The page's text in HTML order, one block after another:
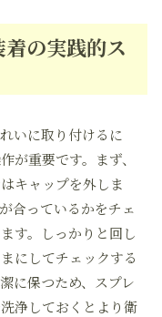
の実践的ス
いに取り付けるに
が重要です。まず、
キャップを外しま
合っているかをチェ
す。しっかりと回し
にしてチェックする
に保つため、スプレ
浄しておくとより衛